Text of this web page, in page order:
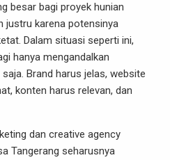
besar bagi proyek hunian
justru karena potensinya
Dalam situasi seperti ini,
hanya mengandalkan
Brand harus jelas, website
konten harus relevan, dan
dan creative agency
Tangerang seharusnya